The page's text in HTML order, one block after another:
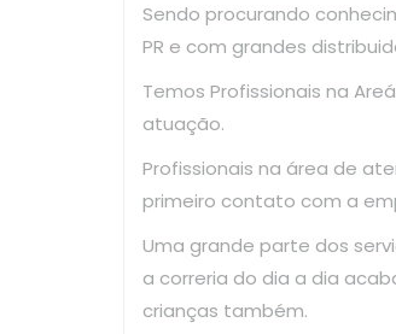
Sendo procurando
PR e com grandes
Temos Profissionais na
atuação.
Profissionais na área de
primeiro contato com a
Uma grande parte dos
a correria do dia a dia
crianças também.